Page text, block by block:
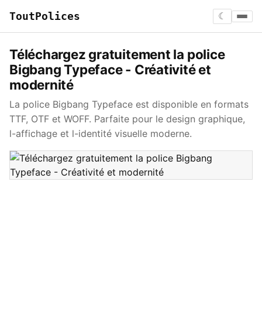
ToutPolices ☾
Téléchargez gratuitement la police
Bigbang Typeface - Créativité et
modernité
La police Bigbang Typeface est disponible en formats
TTF, OTF et WOFF. Parfaite pour le design graphique,
l-affichage et l-identité visuelle moderne.